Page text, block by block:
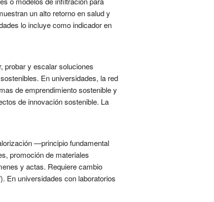
un alto retorno en salud y
lo incluye como indicador en
probar y escalar soluciones
En universidades, la red
de emprendimiento sostenible y
de innovación sostenible. La
—principio fundamental
promoción de materiales
y actas. Requiere cambio
En universidades con laboratorios